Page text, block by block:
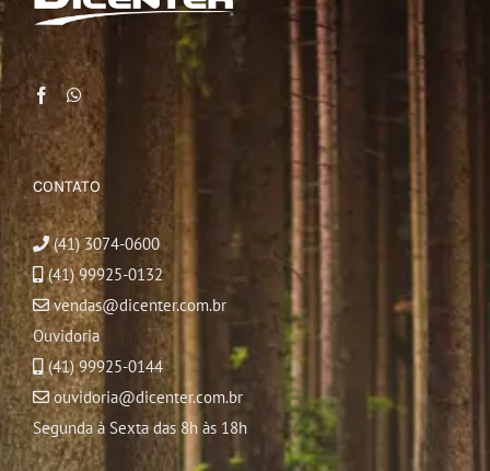
CONTATO
(41) 3074-0600
(41) 99925-0132
vendas@dicenter.com.br
Ouvidoria
(41) 99925-0144
ouvidoria@dicenter.com.br
Segunda à Sexta das 8h às 18h